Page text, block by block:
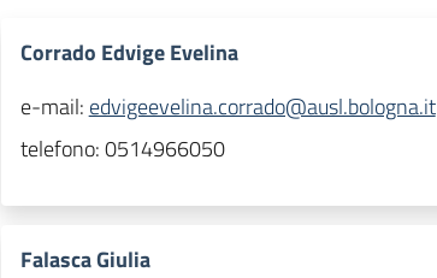
Corrado Edvige Evelina
e-mail: edvigeevelina.corrado@ausl.bologna.it
telefono:0514966050
Falasca Giulia